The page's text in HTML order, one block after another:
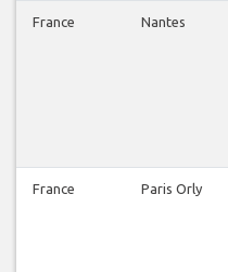
France Nantes
France Paris Orly